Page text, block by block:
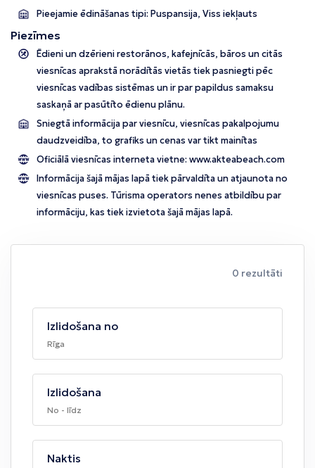
Pieejamie ēdināšanas tipi: Puspansija, Viss iekļauts
Piezīmes
Ēdieni un dzērieni restorānos, kafejnīcās, bāros un citās
viesnīcas aprakstā norādītās vietās tiek pasniegti pēc
viesnīcas vadības sistēmas un ir par papildus samaksu
saskaņā ar pasūtīto ēdienu plānu.
Sniegtā informācija par viesnīcu, viesnīcas pakalpojumu
daudzveidība, to grafiks un cenas var tikt mainītas
Oficiālā viesnīcas interneta vietne: www.akteabeach.com
Informācija šajā mājas lapā tiek pārvaldīta un atjaunota no
viesnīcas puses. Tūrisma operators nenes atbildību par
informāciju, kas tiek izvietota šajā mājas lapā.
0 rezultāti
Izlidošana no
Rīga
Izlidošana
No - līdz
Naktis